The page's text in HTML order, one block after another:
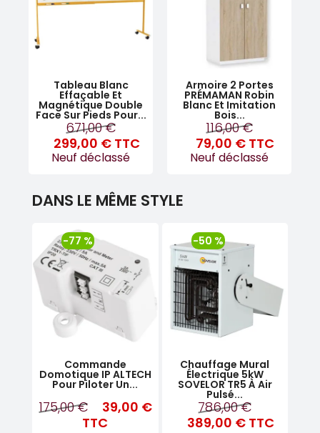
Tableau Blanc
Effaçable Et
Magnétique Double
Face Sur Pieds Pour...
671,00 €
299,00 € TTC
Neuf déclassé
Armoire 2 Portes
PRÉMAMAN Robin
Blanc Et Imitation
Bois...
116,00 €
79,00 € TTC
Neuf déclassé
DANS LE MÊME STYLE
Commande
Domotique IP ALTECH
Pour Piloter Un...
175,00 €
39,00 €
TTC
-77 %
Chauffage Mural
Électrique 5kW
SOVELOR TR5 À Air
Pulsé...
786,00 €
389,00 € TTC
-50 %